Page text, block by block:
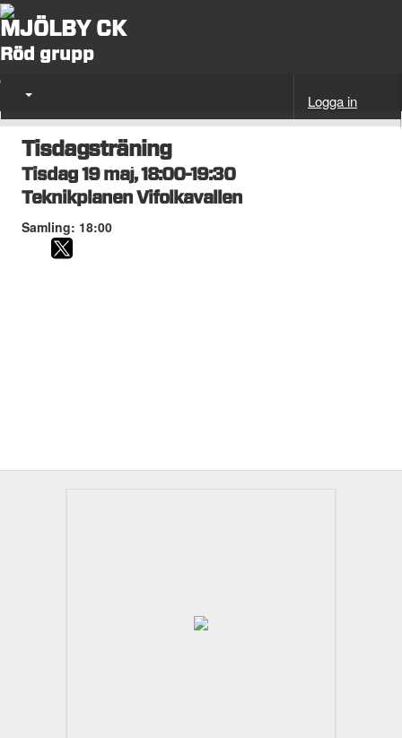
Logga in
MJÖLBY CK
Röd grupp
Tisdagsträning
Tisdag 19 maj, 18:00-19:30
Teknikplanen Vifolkavallen
Samling: 18:00